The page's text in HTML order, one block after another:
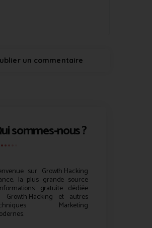
sommes-nous ?
sur Growth Hacking
la plus grande source
gratuite dédiée
Growth Hacking et autres
Marketing